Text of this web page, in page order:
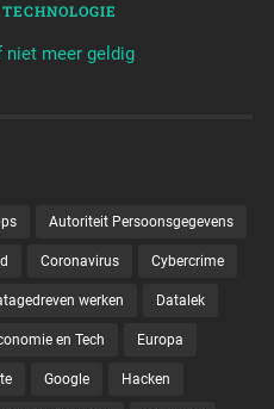
niet meer geldig
Autoriteit Persoonsgegevens
Coronavirus Cybercrime
werken Datalek
en Tech Europa
Google Hacken